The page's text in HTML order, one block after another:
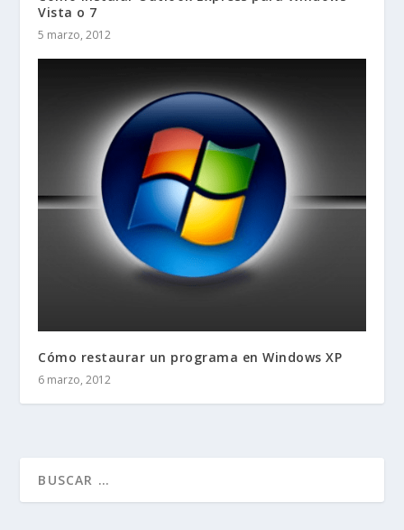
Vista o 7
5 marzo, 2012
Cómo restaurar un programa en Windows XP
6 marzo, 2012